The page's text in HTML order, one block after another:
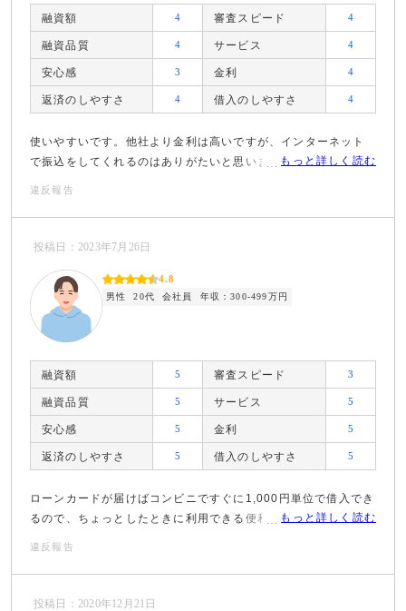
融資額 4 審査スピード 4
融資品質 4 サービス 4
安心感 3 金利 4
返済のしやすさ 4 借入のしやすさ 4
使いやすいです。他社より金利は高いですが、インターネット
で振込をしてくれるのはありがたいと思いました。もっと詳しく読む
違反報告
投稿日：2023年7月26日
4.8
男性 20代 会社員 年収：300-499万円
融資額 5 審査スピード 3
融資品質 5 サービス 5
安心感 5 金利 5
返済のしやすさ 5 借入のしやすさ 5
ローンカードが届けばコンビニですぐに1,000円単位で借入でき
るので、ちょっとしたときに利用できる便利な融資商品です。
もっと詳しく読む
違反報告
投稿日：2020年12月21日